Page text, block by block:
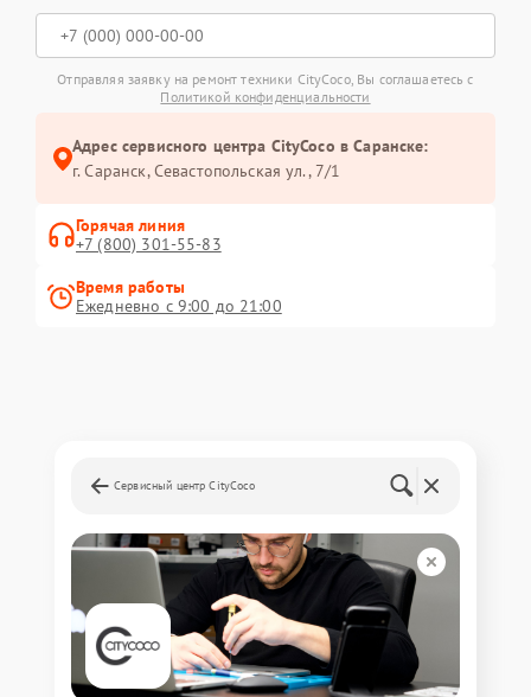
Отправляя заявку на ремонт техники CityCoco, Вы соглашаетесь с
Политикой конфиденциальности
Адрес сервисного центра CityCoco в Саранске:
г. Саранск, Севастопольская ул., 7/1
Горячая линия
+7 (800) 301-55-83
Время работы
Ежедневно с 9:00 до 21:00
Сервисный центр CityCoco